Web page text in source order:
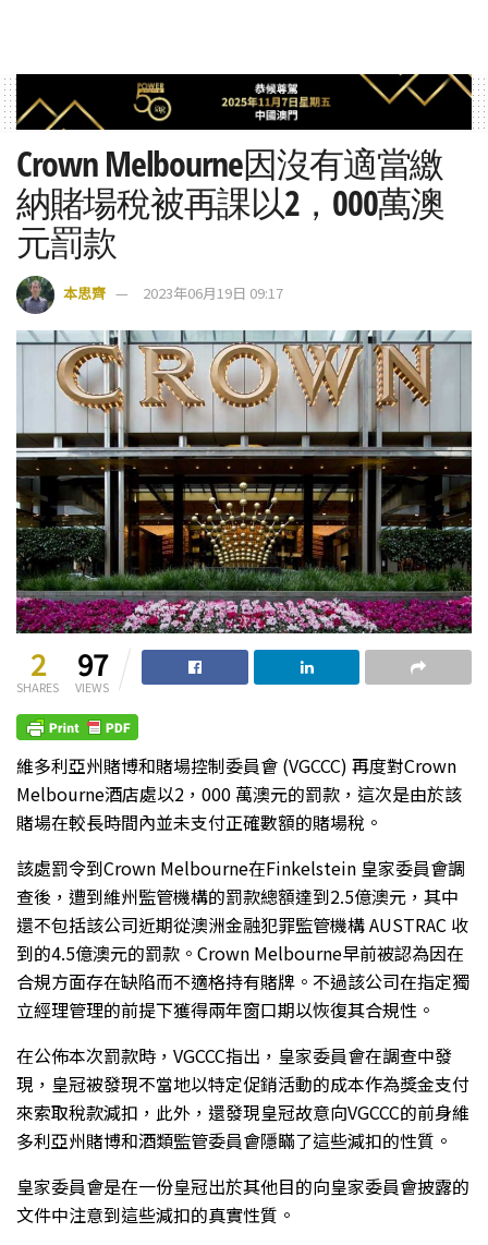
Crown Melbourne因沒有適當繳
納賭場稅被再課以2，000萬澳
元罰款
本思齊 2023年06月19日 09:17
2
SHARES
97
VIEWS
維多利亞州賭博和賭場控制委員會 (VGCCC) 再度對Crown
Melbourne酒店處以2，000 萬澳元的罰款，這次是由於該
賭場在較長時間內並未支付正確數額的賭場稅。
該處罰令到Crown Melbourne在Finkelstein 皇家委員會調
查後，遭到維州監管機構的罰款總額達到2.5億澳元，其中
還不包括該公司近期從澳洲金融犯罪監管機構 AUSTRAC 收
到的4.5億澳元的罰款。Crown Melbourne早前被認為因在
合規方面存在缺陷而不適格持有賭牌。不過該公司在指定獨
立經理管理的前提下獲得兩年窗口期以恢復其合規性。
在公佈本次罰款時，VGCCC指出，皇家委員會在調查中發
現，皇冠被發現不當地以特定促銷活動的成本作為獎金支付
來索取稅款減扣，此外，還發現皇冠故意向VGCCC的前身維
多利亞州賭博和酒類監管委員會隱瞞了這些減扣的性質。
皇家委員會是在一份皇冠出於其他目的向皇家委員會披露的
文件中注意到這些減扣的真實性質。